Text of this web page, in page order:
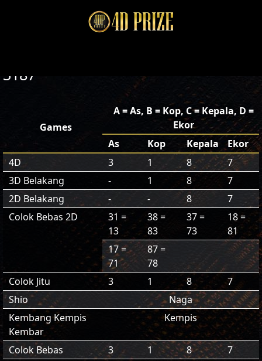
3187
Games
A = As, B = Kop, C = Kepala, D =
Ekor
As
Kop Kepala
Ekor
4D
3 1 8
7
3D Belakang
- 1 8
7
2D Belakang
- - 8
7
Colok Bebas 2D
31 =
13
38 =
83
37 =
73
18 =
81
17 =
71
87 =
78
Colok Jitu
3 1 8
7
Shio
Naga
Kembang Kempis
Kembar
Kempis
Colok Bebas 3 1 8
7